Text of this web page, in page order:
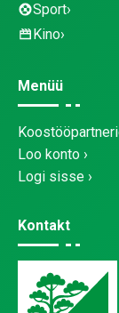
Sport
Kino
Menüü
Loo konto
Logi sisse
Kontakt